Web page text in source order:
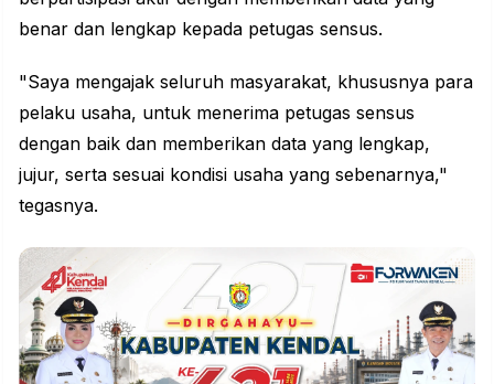
benar dan lengkap kepada petugas sensus.
"Saya mengajak seluruh masyarakat, khususnya para
pelaku usaha, untuk menerima petugas sensus
dengan baik dan memberikan data yang lengkap,
jujur, serta sesuai kondisi usaha yang sebenarnya,"
tegasnya.